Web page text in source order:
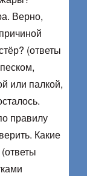
Верно,
(ответы
или палкой,
правилу
Какие